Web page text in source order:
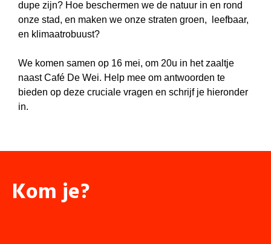
dupe zijn? Hoe beschermen we de natuur in en rond
onze stad, en maken we onze straten groen, leefbaar,
en klimaatrobuust?
We komen samen op 16 mei, om 20u in het zaaltje
naast Café De Wei. Help mee om antwoorden te
bieden op deze cruciale vragen en schrijf je hieronder
in.
Kom je?